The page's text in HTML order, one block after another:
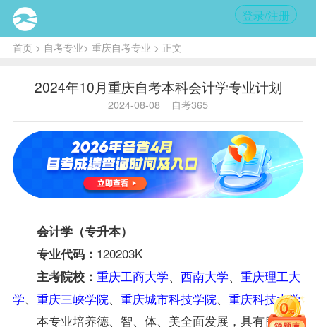
登录/注册
首页> 自考专业> 重庆自考专业 > 正文
2024年10月重庆自考本科会计学专业计划
2024-08-08 自考365
会计学（专升本）
专业代码： 120203K
主考院校： 重庆工商大学、 西南大学、 重庆理工大
学、 重庆三峡学院、 重庆城市科技学院、 重庆科技大学
本专业培养德、智、体、美全面发展，具有良好职